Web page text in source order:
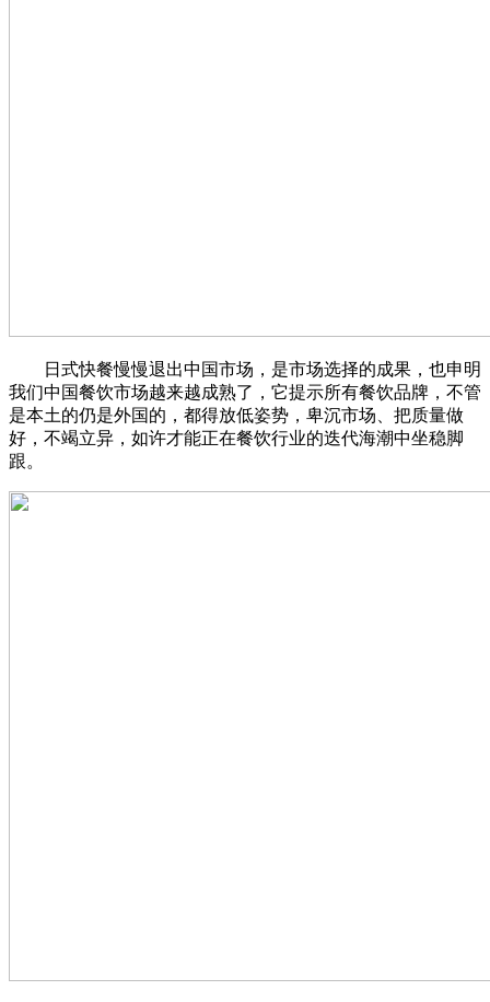
日式快餐慢慢退出中国市场，是市场选择的成果，也申明
我们中国餐饮市场越来越成熟了，它提示所有餐饮品牌，不管
是本土的仍是外国的，都得放低姿势，卑沉市场、把质量做
好，不竭立异，如许才能正在餐饮行业的迭代海潮中坐稳脚
跟。